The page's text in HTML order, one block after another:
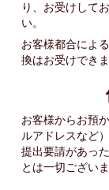
り、お受けして
い。
お客様都合によ
換はお受けでき
お客様からお預
ルアドレスなど
提出要請があっ
とは一切ございま